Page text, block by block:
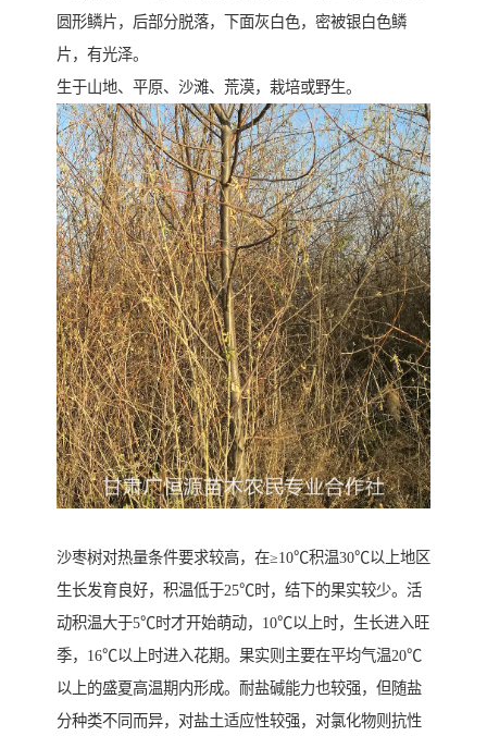
圆形鳞片，后部分脱落，下面灰白色，密被银白色鳞
片，有光泽。
生于山地、平原、沙滩、荒漠，栽培或野生。
沙枣树对热量条件要求较高，在≥10℃积温30℃以上地区
生长发育良好，积温低于25℃时，结下的果实较少。活
动积温大于5℃时才开始萌动，10℃以上时，生长进入旺
季，16℃以上时进入花期。果实则主要在平均气温20℃
以上的盛夏高温期内形成。耐盐碱能力也较强，但随盐
分种类不同而异，对盐土适应性较强，对氯化物则抗性